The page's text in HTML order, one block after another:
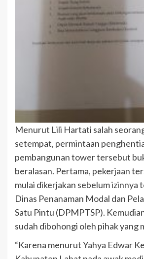
Menurut Lili Hartati salah
setempat, permintaan
pembangunan tower tersebut
beralasan. Pertama, pekerjaan
mulai dikerjakan sebelum izinnya
Dinas Penanaman Modal dan
Satu Pintu (DPMPTSP).
sudah dibohongi oleh pihak yang
“Karena menurut Yahya Edwar